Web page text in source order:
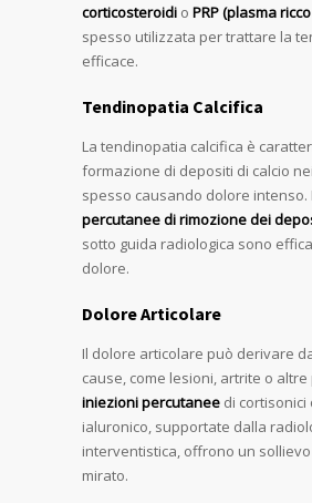
corticosteroidi o PRP (plasma
spesso utilizzata per trattare la
efficace.
Tendinopatia Calcifica
La tendinopatia calcifica è
formazione di depositi di calcio
spesso causando dolore intenso.
percutanee di rimozione dei
sotto guida radiologica sono
dolore.
Dolore Articolare
Il dolore articolare può derivare
cause, come lesioni, artrite o altre
iniezioni percutanee di cortisonici
ialuronico, supportate dalla
interventistica, offrono un
mirato.